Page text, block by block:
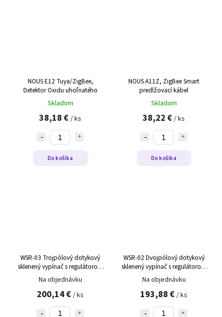
NOUS E12 Tuya/ZigBee,
Detektor Oxidu uhoľnatého
Skladom
38,18 € / ks
Do košíka
NOUS A11Z, ZigBee Smart
predlžovací kábel
Skladom
38,22 € / ks
Do košíka
WSR-03 Trojpólový dotykový
sklenený vypínač s regulátorom
teploty WSR-03 biely,pravý
Na objednávku
200,14 € / ks
WSR-02 Dvojpólový dotykový
sklenený vypínač s regulátorom
teploty WSR-02 čierny,ľavý
Na objednávku
193,88 € / ks